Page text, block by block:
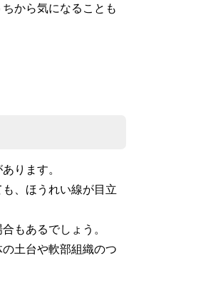
から気になることも
あります。
、ほうれい線が目立
もあるでしょう。
土台や軟部組織のつ